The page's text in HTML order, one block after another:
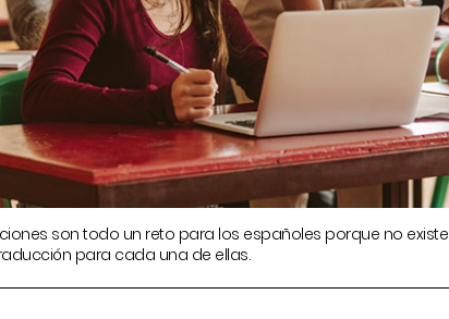
son todo un reto para los españoles porque no existe
para cada una de ellas.